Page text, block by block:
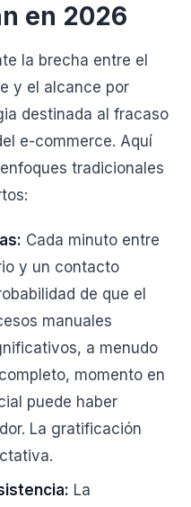
en 2026
la brecha entre el
y el alcance por
destinada al fracaso
e-commerce. Aquí
tradicionales
Cada minuto entre
y un contacto
de que el
manuales
a menudo
momento en
puede haber
La gratificación
La